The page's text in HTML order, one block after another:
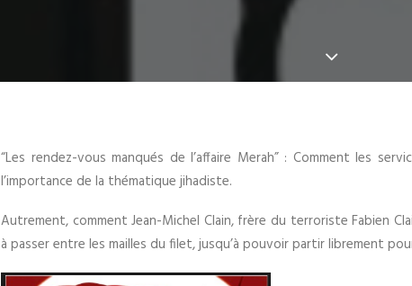
“Les rendez-vous manqués de l’affaire Merah” : Comment les
l’importance de la thématique jihadiste.
Autrement, comment Jean-Michel Clain, frère du terroriste Fabien
à passer entre les mailles du filet, jusqu’à pouvoir partir librement